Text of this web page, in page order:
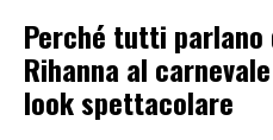
Perché tutti
Rihanna al
look spettacolare